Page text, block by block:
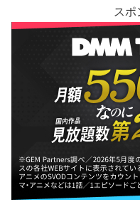
スポ